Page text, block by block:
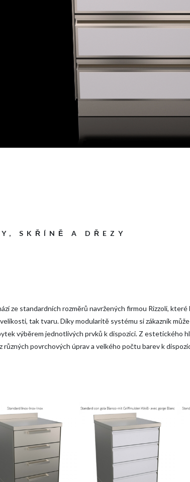
SKŘÍNĚ A DŘEZY
ze standardních rozměrů navržených firmou Rizzoli, které
tak tvaru. Díky modularitě systému si zákazník může
výběrem jednotlivých prvků k dispozici. Z estetického
různých povrchových úprav a velkého počtu barev k